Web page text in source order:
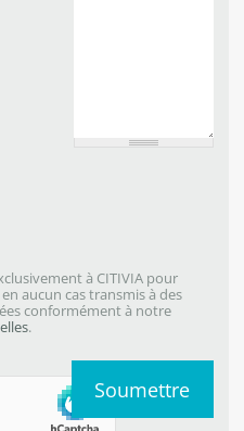
à CITIVIA pour
aucun cas transmis à des
conformément à notre
.